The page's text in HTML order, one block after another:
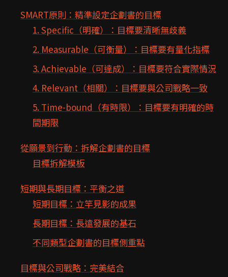
SMART原則：精準設定企劃書的目標
1. Specific（明確）：目標要清晰無歧義
2. Measurable（可衡量）：目標要有量化指標
3. Achievable（可達成）：目標要符合實際情況
4. Relevant（相關）：目標要與公司戰略一致
5. Time-bound（有時限）：目標要有明確的時
間期限
從願景到行動：拆解企劃書的目標
目標拆解模板
短期與長期目標：平衡之道
短期目標：立竿見影的成果
長期目標：長遠發展的基石
不同類型企劃書的目標側重點
目標與公司戰略：完美結合